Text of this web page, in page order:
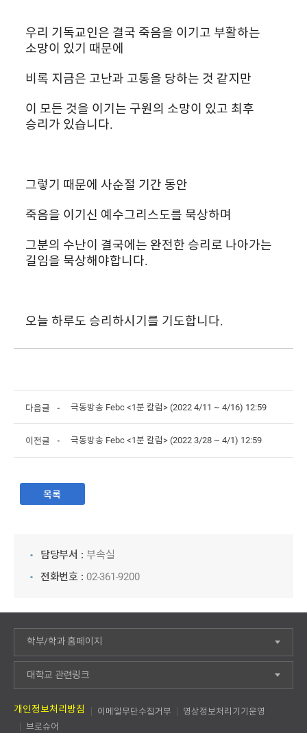
우리 기독교인은 결국 죽음을 이기고 부활하는
소망이 있기 때문에
비록 지금은 고난과 고통을 당하는 것 같지만
이 모든 것을 이기는 구원의 소망이 있고 최후
승리가 있습니다.
그렇기 때문에 사순절 기간 동안
죽음을 이기신 예수그리스도를 묵상하며
그분의 수난이 결국에는 완전한 승리로 나아가는
길임을 묵상해야합니다.
오늘 하루도 승리하시기를 기도합니다.
다음글 극동방송 Febc <1분 칼럼> (2022 4/11 ~ 4/16) 12:59
이전글 극동방송 Febc <1분 칼럼> (2022 3/28 ~ 4/1) 12:59
목록
담당부서 : 부속실
전화번호 : 02-361-9200
학부/학과 홈페이지
대학교 관련링크
개인정보처리방침 이메일무단수집거부
영상정보처리기기운영
브로슈어